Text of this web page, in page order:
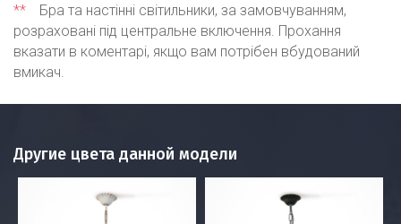
**
Бра та настінні світильники, за замовчуванням,
розраховані під центральне включення. Прохання
вказати в коментарі, якщо вам потрібен вбудований
вмикач.
Другие цвета данной модели